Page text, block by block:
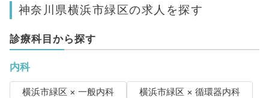
神奈川県横浜市緑区の求人を探す
診療科目から探す
内科
横浜市緑区 × 一般内科
横浜市緑区 × 循環器内科